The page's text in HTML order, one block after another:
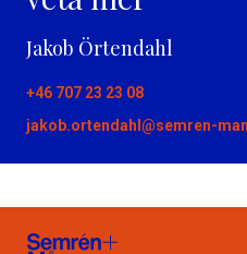
Jakob Örtendahl
+46 707 23 23 08
jakob.ortendahl@semren-